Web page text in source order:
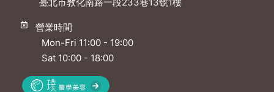
營業時間
Mon-Fri 11:00 - 19:00
Sat 10:00 - 18:00